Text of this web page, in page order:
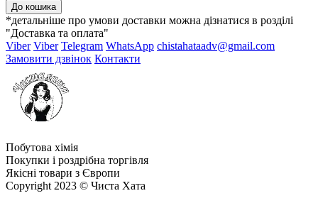
До кошика
*детальніше про умови доставки можна дізнатися в розділі
"Доставка та оплата"
Viber Viber Telegram WhatsApp chistahataadv@gmail.com
Замовити дзвінок Контакти
Побутова хімія
Покупки і роздрібна торгівля
Якісні товари з Європи
Copyright 2023 © Чиста Хата